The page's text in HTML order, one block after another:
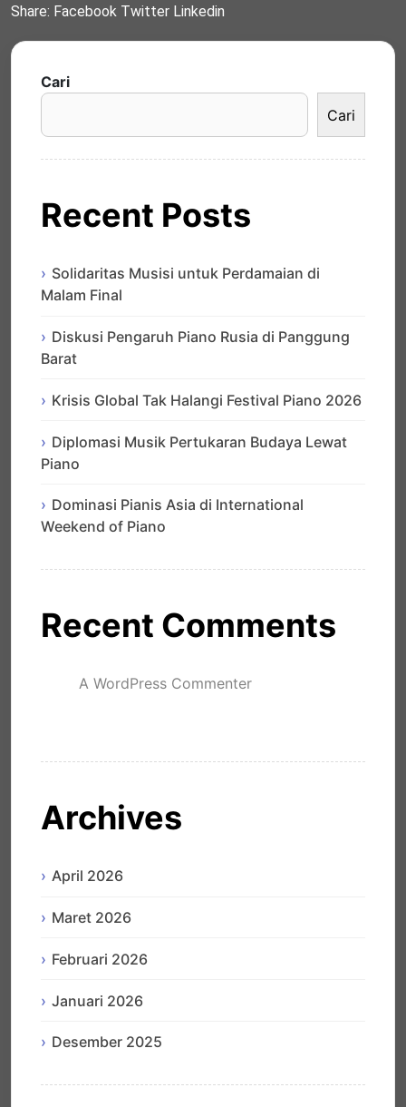
Share: Facebook Twitter Linkedin
Cari
Cari
Recent Posts
Solidaritas Musisi untuk Perdamaian di
Malam Final
Diskusi Pengaruh Piano Rusia di Panggung
Barat
Krisis Global Tak Halangi Festival Piano 2026
Diplomasi Musik Pertukaran Budaya Lewat
Piano
Dominasi Pianis Asia di International
Weekend of Piano
Recent Comments
A WordPress Commenter
Archives
April 2026
Maret 2026
Februari 2026
Januari 2026
Desember 2025